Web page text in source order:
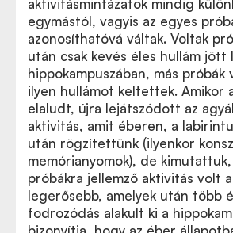
aktivitásmintázatok mindig
egymástól, vagyis az egyes
azonosíthatóvá váltak. Voltak
után csak kevés éles hullám
hippokampuszában, más
ilyen hullámot keltettek. Amikor
elaludt, újra lejátszódott az
aktivitás, amit éberen, a
után rögzítettünk (ilyenkor
memórianyomok), de
próbákra jellemző aktivitás volt
legerősebb, amelyek után több
fodrozódás alakult ki a